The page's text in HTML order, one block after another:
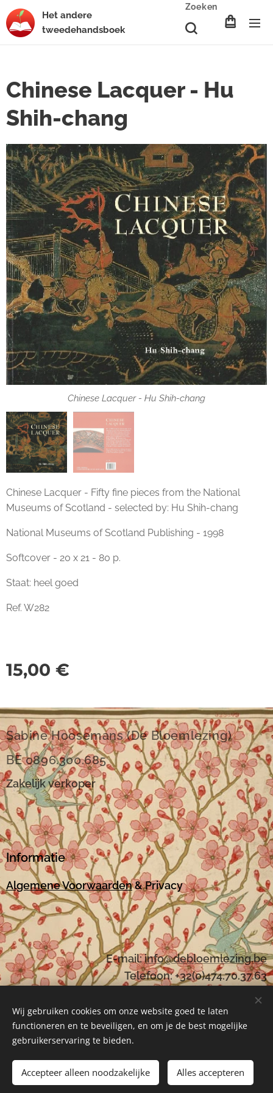
Het andere
tweedehandsboek
Zoeken
Chinese Lacquer - Hu
Shih-chang
Chinese Lacquer - Hu Shih-chang
Chinese Lacquer - Hu Shih-chang
Chinese Lacquer - Fifty fine pieces from the National
Museums of Scotland - selected by: Hu Shih-chang
National Museums of Scotland Publishing - 1998
Softcover - 20 x 21 - 80 p.
Staat: heel goed
Ref. W282
15,00 €
Toevoegen aan de winkelwagen
Sabine Hoosemans (De Bloemlezing)
BE 0896.300.685
Zakelijk verkoper
Informatie
Algemene Voorwaarden& Privacy
E-mail:info@debloemlezing.be
Telefoon: +32(0)474.70.37.63
Mogelijk gemaakt doorWebnode Cookies
Wij gebruiken cookies om onze website goed te laten
functioneren en te beveiligen, en om je de best mogelijke
gebruikerservaring te bieden.
Accepteer alleen noodzakelijke Alles accepteren